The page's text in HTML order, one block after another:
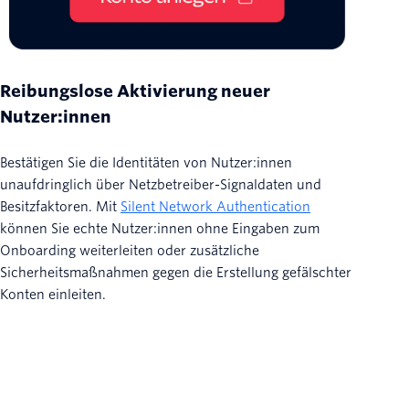
Reibungslose Aktivierung neuer
Nutzer:innen
Bestätigen Sie die Identitäten von Nutzer:innen
unaufdringlich über Netzbetreiber-Signaldaten und
Besitzfaktoren. Mit Silent Network Authentication
können Sie echte Nutzer:innen ohne Eingaben zum
Onboarding weiterleiten oder zusätzliche
Sicherheitsmaßnahmen gegen die Erstellung gefälschter
Konten einleiten.